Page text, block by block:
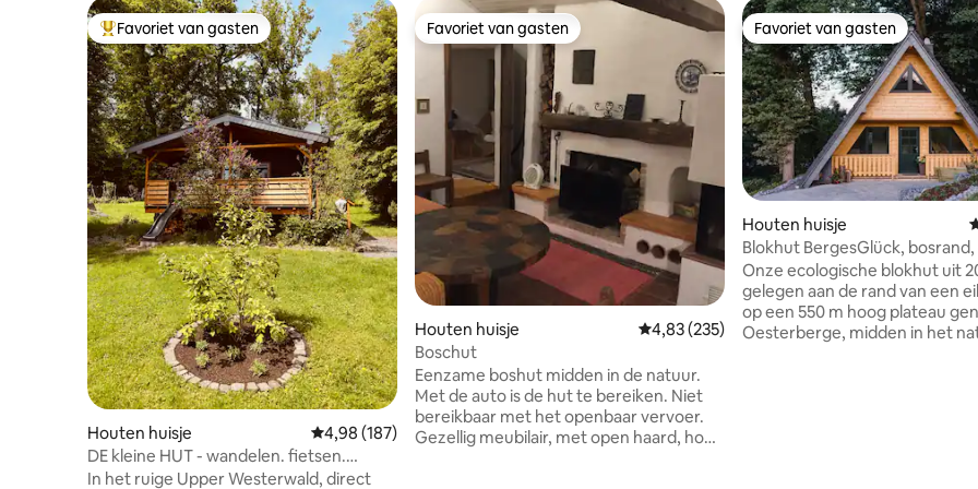
Topfavoriet van gasten
Favoriet van gasten
Houten huisje Gemiddelde beoordeling van 4,98 op 5, 187 recensies
4,98 (187)
DE kleine HUT - wandelen. fietsen.
ervaar de natuur.
In het ruige Upper Westerwald, direct
Favoriet van gasten
Favoriet van gasten
Houten huisje Gemiddelde beoordeling van 4,83 op 5, 235
4,83 (235)
Boschut
Eenzame boshut midden in de natuur.
Met de auto is de hut te bereiken. Niet
bereikbaar met het openbaar vervoer.
Gezellig meubilair, met open haard, hout
Favoriet van gasten
Favoriet van gasten
Houten huisje
Blokhut BergesGlück,
haard, Sauerland
Onze ecologische blokhut uit
gelegen aan de rand van een
op een 550 m hoog plateau
Oesterberge, midden in het